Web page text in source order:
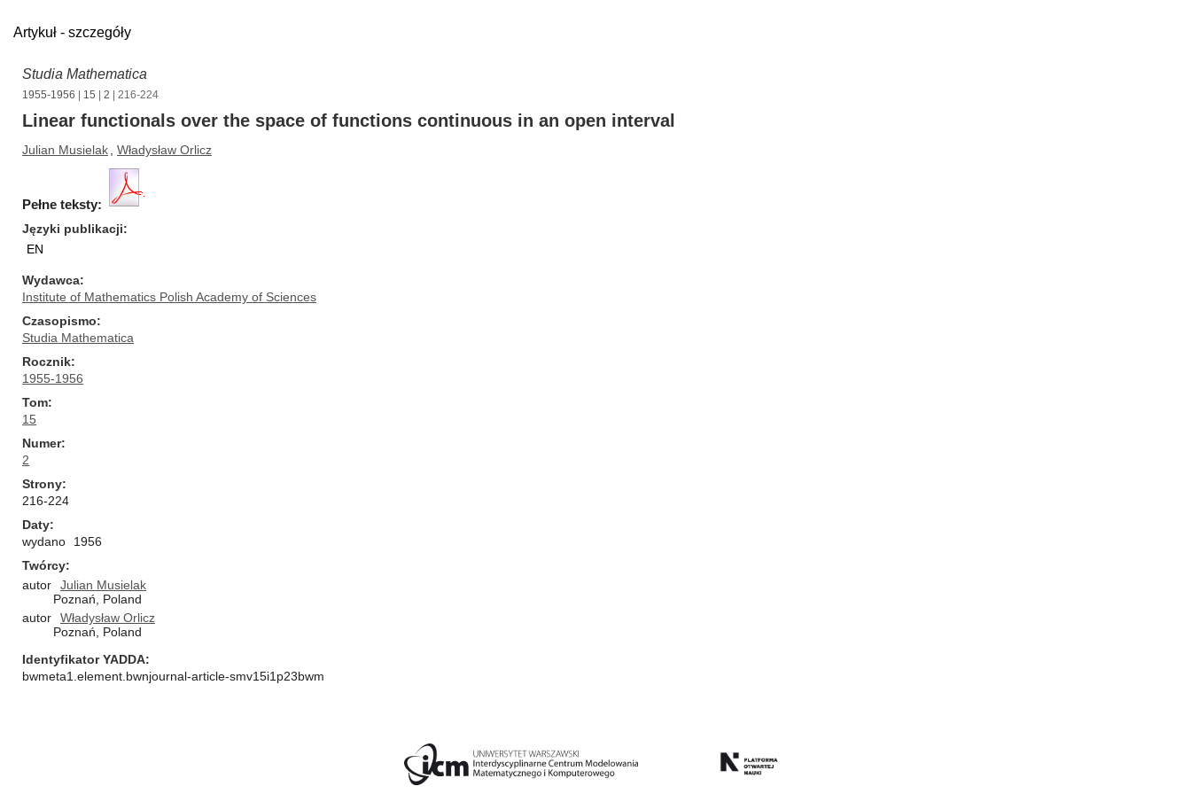
Artykuł - szczegóły
Studia Mathematica
1955-1956 15 2 | 216-224
Linear functionals over the space of functions continuous in an open interval
Julian Musielak Władysław Orlicz
Pełne teksty:
Języki publikacji
EN
Wydawca
Institute of Mathematics Polish Academy of Sciences
Czasopismo
Studia Mathematica
Rocznik
1955-1956
Tom
15
Numer
2
Strony
216-224
Daty
wydano
1956
Twórcy
autor
Julian Musielak
Poznań, Poland
autor
Władysław Orlicz
Poznań, Poland
Identyfikator YADDA
bwmeta1.element.bwnjournal-article-smv15i1p23bwm